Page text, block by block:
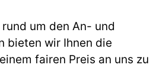
um den An- und
bieten wir Ihnen die
fairen Preis an uns zu